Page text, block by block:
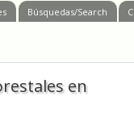
Búsquedas/Search
en